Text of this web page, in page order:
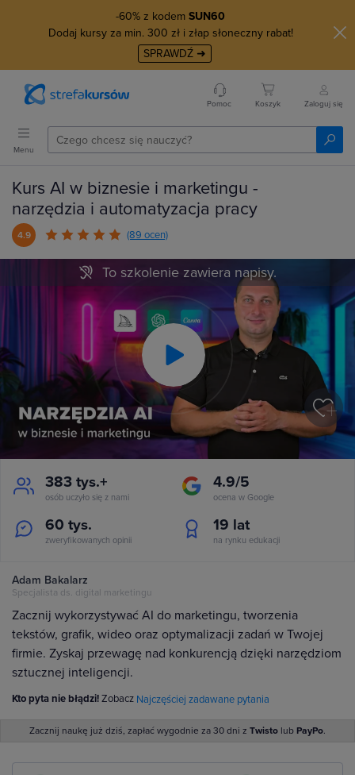
-60% z kodem SUN60
Dodaj kursy za min. 300 zł i złap słoneczny rabat!
SPRAWDŹ ➜
Pomoc Koszyk Zaloguj się
Menu
Kurs AI w biznesie i marketingu -
narzędzia i automatyzacja pracy
4.9 (89 ocen)
Play
To szkolenie zawiera napisy.
383 tys.+
osób uczyło się z nami
4.9/5
ocena w Google
60 tys.
zweryfikowanych opinii
19 lat
na rynku edukacji
Adam Bakalarz
Specjalista ds. digital marketingu
Zacznij wykorzystywać AI do marketingu, tworzenia
tekstów, grafik, wideo oraz optymalizacji zadań w Twojej
firmie. Zyskaj przewagę nad konkurencją dzięki narzędziom
sztucznej inteligencji.
Kto pyta nie błądzi!Zobacz Najczęściej zadawane pytania
Zacznij naukę już dziś, zapłać wygodnie za 30 dni z Twisto lub PayPo.